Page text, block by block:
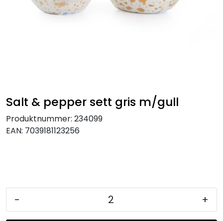
Salt & pepper sett gris m/gull
Produktnummer: 234099
EAN: 7039181123256
- +
KJØKKEN
ACCESSORIES
JUL